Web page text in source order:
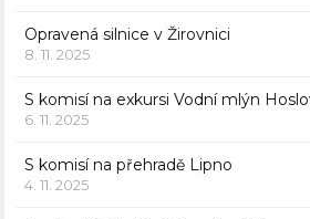
Opravená silnice v Žirovnici
8. 11. 2025
S komisí na exkursi Vodní mlýn
6. 11. 2025
S komisí na přehradě Lipno
4. 11. 2025